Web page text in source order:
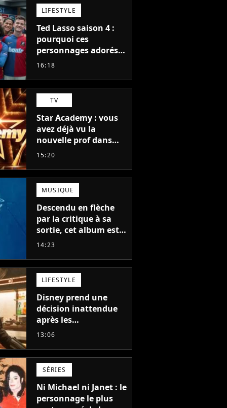
LIFESTYLE
Ted Lasso saison 4 :
pourquoi ces
personnages adorés
des fans ne sont pas
16:18
TV
Star Academy : vous
avez déjà vu la
nouvelle prof dans
The Voice et aux
15:20
MUSIQUE
Descendu en flèche
par la critique à sa
sortie, cet album est
en train de devenir le
auteur
14:23
LIFESTYLE
Disney prend une
décision inattendue
après les
"performances
et The Mandalorian &
Grogu au box-office
13:06
SÉRIES
Ni Michael ni Janet : le
personnage le plus